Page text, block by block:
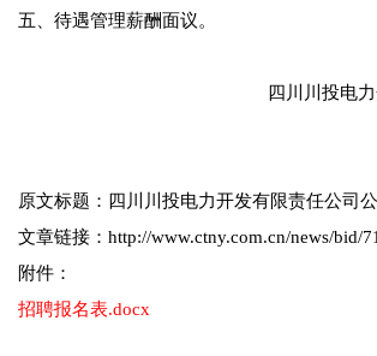
五、待遇管理薪酬面议。
四川川投电
原文标题：四川川投电力开发有限责任公司
文章链接：http://www.ctny.com.cn/news/bid/
附件：
招聘报名表.docx